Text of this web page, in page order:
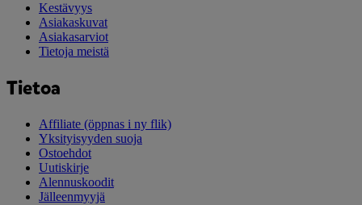
Kestävyys
Asiakaskuvat
Asiakasarviot
Tietoja meistä
Tietoa
Affiliate (öppnas i ny flik)
Yksityisyyden suoja
Ostoehdot
Uutiskirje
Alennuskoodit
Jälleenmyyjä